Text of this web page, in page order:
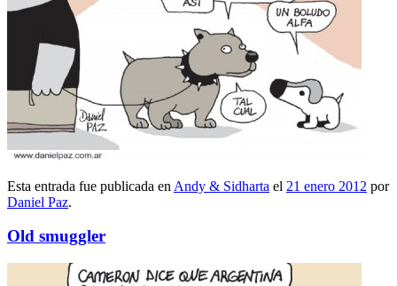
Esta entrada fue publicada en Andy & Sidharta el 21 enero 2012 por
Daniel Paz.
Old smuggler